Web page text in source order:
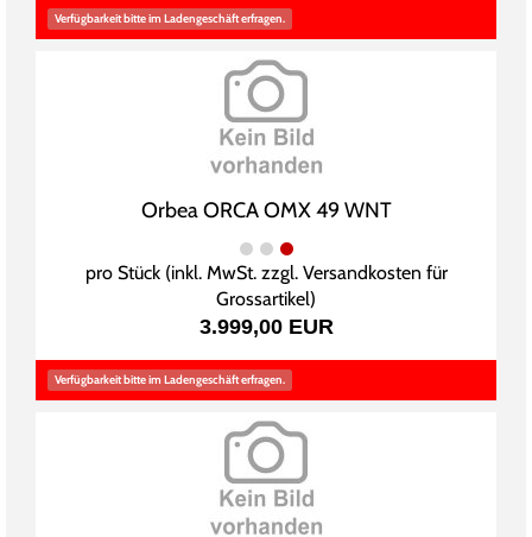
Verfügbarkeit bitte im Ladengeschäft erfragen.
Orbea ORCA OMX 49 WNT
pro Stück (inkl. MwSt. zzgl. Versandkosten für
Grossartikel)
3.999,00 EUR
Verfügbarkeit bitte im Ladengeschäft erfragen.